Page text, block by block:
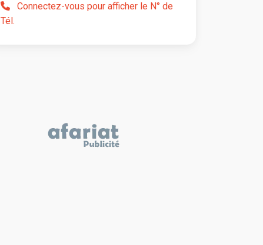
Connectez-vous pour afficher le N° de
Tél.